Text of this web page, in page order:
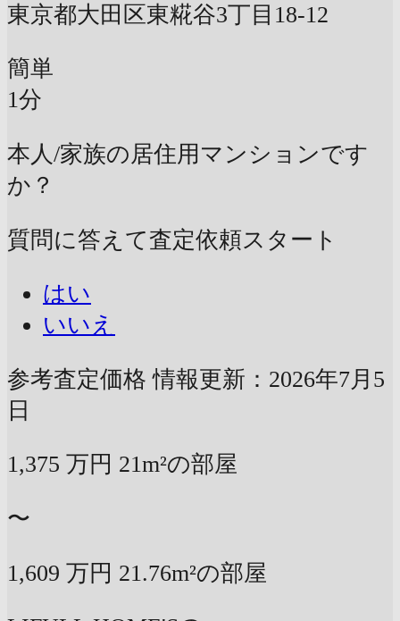
東京都大田区東糀谷3丁目18-12
簡単
1分
本人/家族の居住用マンションです
か？
質問に答えて査定依頼スタート
はい
いいえ
参考査定価格 情報更新：2026年7月5
日
1,375 万円 21m²の部屋
〜
1,609 万円 21.76m²の部屋